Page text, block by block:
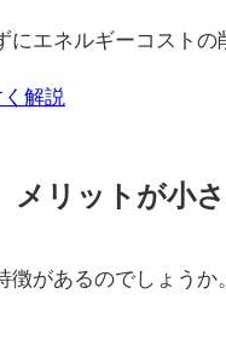
エネルギーコストの
解説
メリットが小
があるのでしょうか